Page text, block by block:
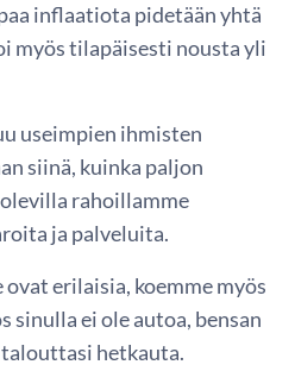
inflaatiota pidetään yhtä
myös tilapäisesti nousta yli
useimpien ihmisten
siinä, kuinka paljon
rahoillamme
ja palveluita.
erilaisia, koemme myös
sinulla ei ole autoa, bensan
hetkauta.